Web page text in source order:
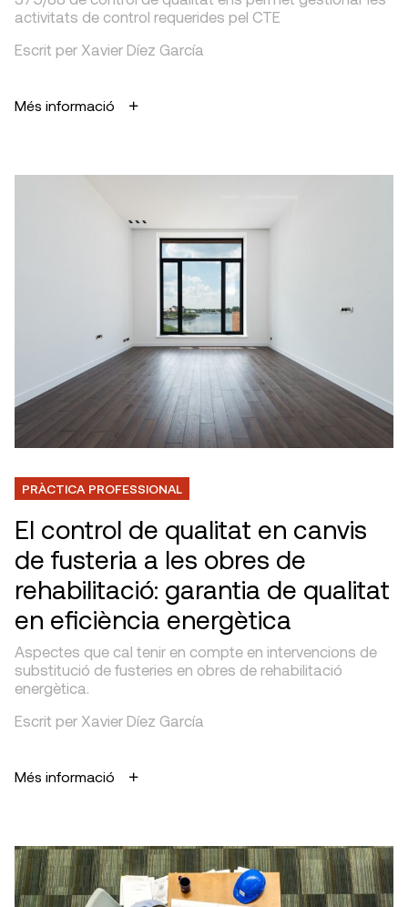
activitats de control requerides pel CTE
Escrit per Xavier Díez García
Més informació
PRÀCTICA PROFESSIONAL
El control de qualitat en canvis
de fusteria a les obres de
rehabilitació: garantia de qualitat
en eficiència energètica
Aspectes que cal tenir en compte en intervencions de
substitució de fusteries en obres de rehabilitació
energètica.
Escrit per Xavier Díez García
Més informació